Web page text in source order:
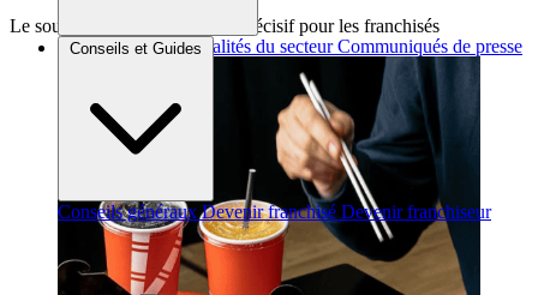
Brèves et actus Actualités du secteur Communiqués de presse
Conseils et Guides
Conseils généraux Devenir franchisé Devenir franchiseur
Le soutien de QSRP : un atout décisif pour les franchisés